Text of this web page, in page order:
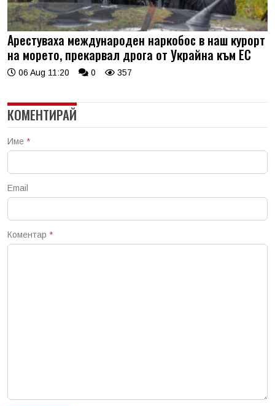
Арестуваха международен наркобос в наш курорт
на морето, прекарвал дрога от Украйна към ЕС
06 Aug 11:20 0 357
КОМЕНТИРАЙ
Име *
Email
Коментар *